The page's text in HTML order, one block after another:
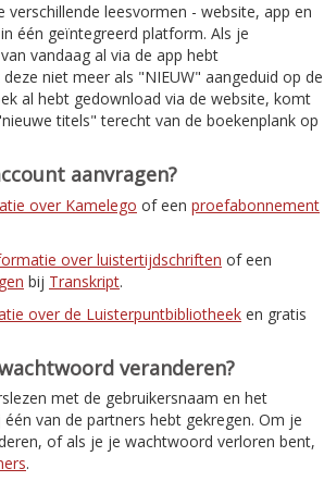
verschillende leesvormen - website, app en
één geïntegreerd platform. Als je
vandaag al via de app hebt
niet meer als "NIEUW" aangeduid op de
al hebt gedownload via de website, komt
titels" terecht van de boekenplank op
aanvragen?
over Kamelego of een proefabonnement
over luistertijdschriften of een
bij Transkript.
over de Luisterpuntbibliotheek en gratis
veranderen?
met de gebruikersnaam en het
van de partners hebt gekregen. Om je
of als je je wachtwoord verloren bent,
.